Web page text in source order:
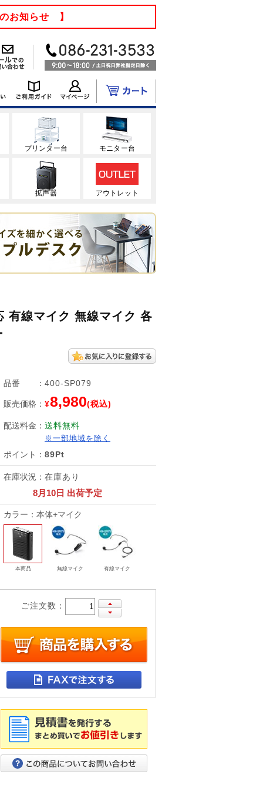
お知らせ 】
プリンター台 モニター台
拡声器 アウトレット
有線マイク 無線マイク 各
品番 ： 400-SP079
販売価格 ： ¥8,980(税込)
配送料金 ： 送料無料
※一部地域を除く
ポイント ： 89Pt
在庫状況 ： 在庫あり
8月10日 出荷予定
カラー：本体+マイク
本商品 無線マイク 有線マイク
ご注文数：